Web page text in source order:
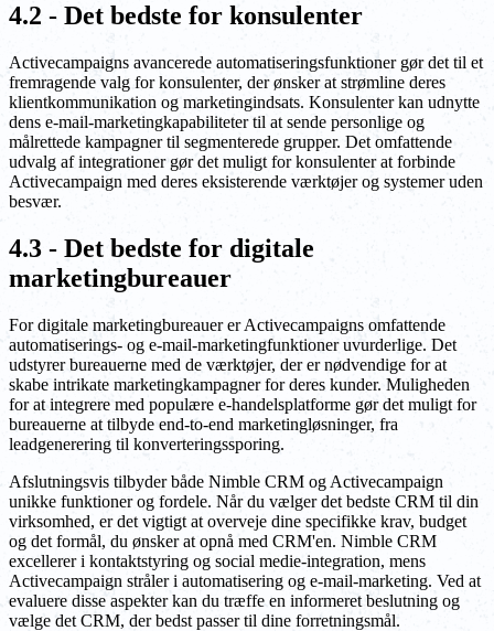
4.2 - Det bedste for konsulenter
Activecampaigns avancerede automatiseringsfunktioner gør det til et
fremragende valg for konsulenter, der ønsker at strømline deres
klientkommunikation og marketingindsats. Konsulenter kan udnytte
dens e-mail-marketingkapabiliteter til at sende personlige og
målrettede kampagner til segmenterede grupper. Det omfattende
udvalg af integrationer gør det muligt for konsulenter at forbinde
Activecampaign med deres eksisterende værktøjer og systemer uden
besvær.
4.3 - Det bedste for digitale
marketingbureauer
For digitale marketingbureauer er Activecampaigns omfattende
automatiserings- og e-mail-marketingfunktioner uvurderlige. Det
udstyrer bureauerne med de værktøjer, der er nødvendige for at
skabe intrikate marketingkampagner for deres kunder. Muligheden
for at integrere med populære e-handelsplatforme gør det muligt for
bureauerne at tilbyde end-to-end marketingløsninger, fra
leadgenerering til konverteringssporing.
Afslutningsvis tilbyder både Nimble CRM og Activecampaign
unikke funktioner og fordele. Når du vælger det bedste CRM til din
virksomhed, er det vigtigt at overveje dine specifikke krav, budget
og det formål, du ønsker at opnå med CRM'en. Nimble CRM
excellerer i kontaktstyring og social medie-integration, mens
Activecampaign stråler i automatisering og e-mail-marketing. Ved at
evaluere disse aspekter kan du træffe en informeret beslutning og
vælge det CRM, der bedst passer til dine forretningsmål.